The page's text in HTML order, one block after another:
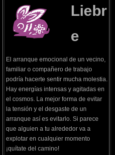
Liebr
e
El arranque emocional de un vecino,
familiar o compañero de trabajo
podría hacerte sentir mucha molestia.
Hay energías intensas y agitadas en
el cosmos. La mejor forma de evitar
la tensión y el desgaste de un
arranque así es evitarlo. Si parece
que alguien a tu alrededor va a
explotar en cualquier momento
¡quítate del camino!